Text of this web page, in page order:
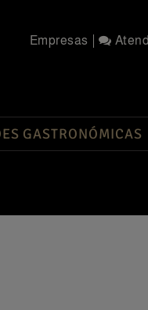
Empresas
GASTRONÓMICAS